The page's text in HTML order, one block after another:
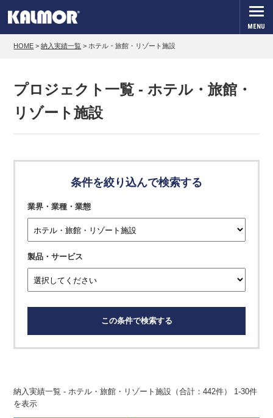
MENU
HOME >納入実績一覧 > ホテル・旅館・リゾート施設
プロジェクト一覧 - ホテル・旅館・
リゾート施設
条件を絞り込んで検索する
業界・業種・業態
製品・サービス
この条件で検索する
納入実績一覧 - ホテル・旅館・リゾート施設（合計：442件） 1-30件
を表示